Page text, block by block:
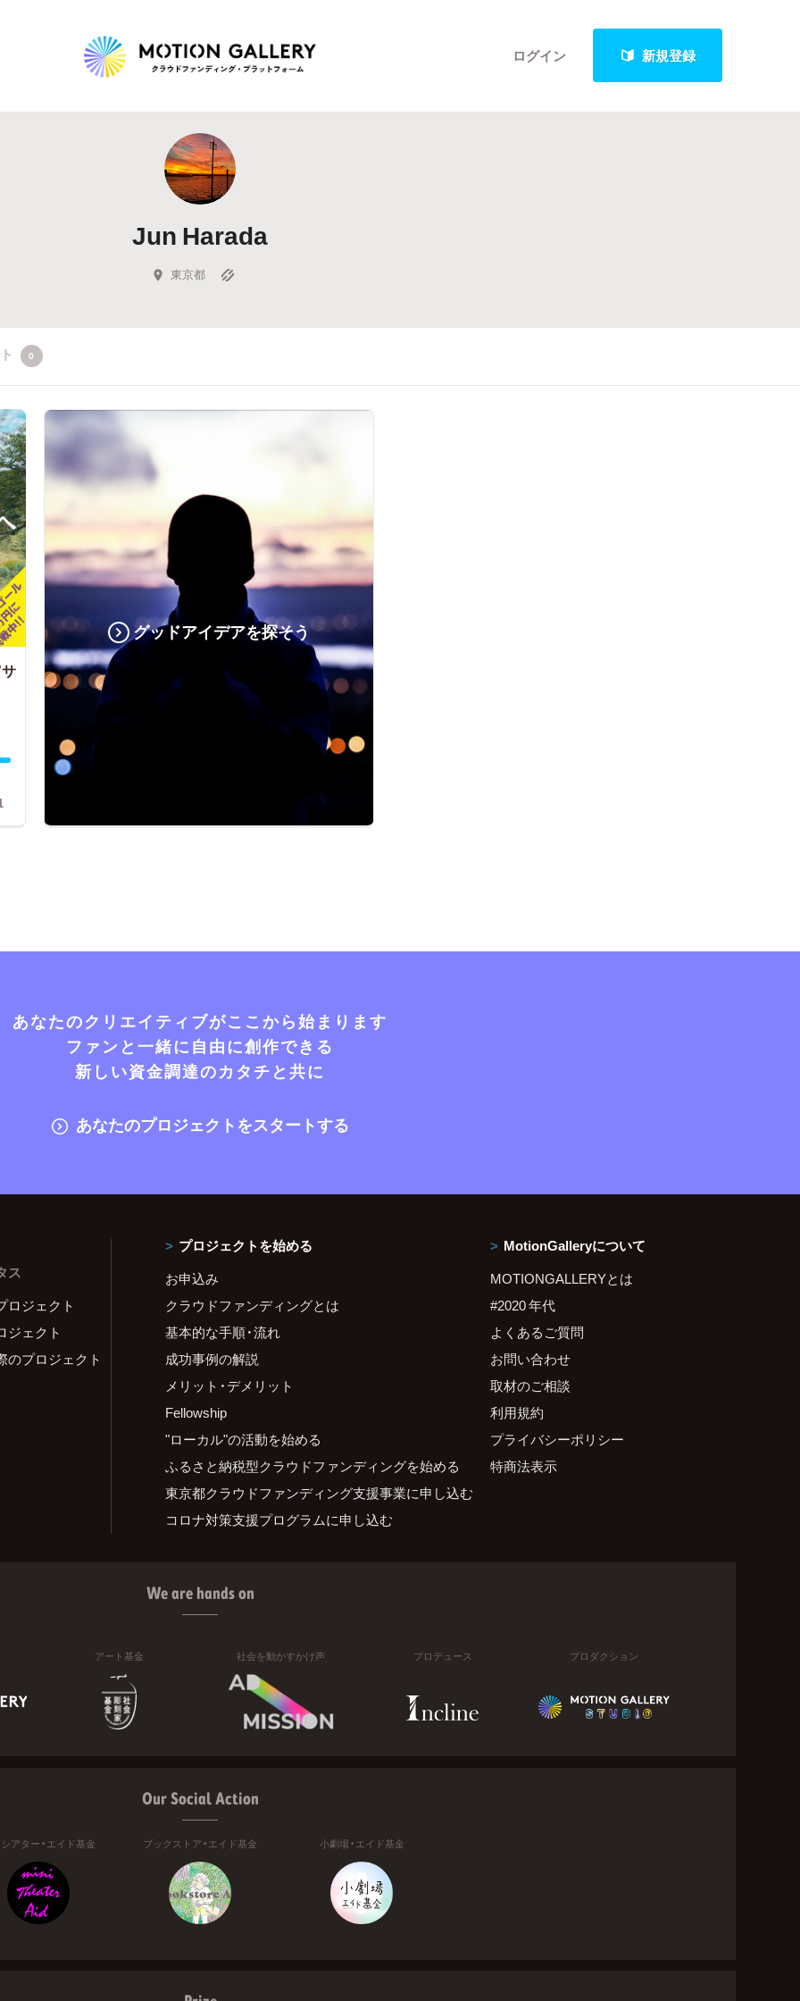
ログイン 新規登録
Highlight
新着プロジェクト
Feature
キュレーターから探す
Jun Harada
東京都
0
グッドアイデアを探そう
あなたのクリエイティブがここから始まります
ファンと一緒に自由に創作できる
新しい資金調達のカタチと共に
あなたのプロジェクトをスタートする
ス
ロジェクト
ジェクト
のプロジェクト
プロジェクトを始める
お申込み
クラウドファンディングとは
基本的な手順・流れ
成功事例の解説
メリット・デメリット
Fellowship
"ローカル"の活動を始める
ふるさと納税型クラウドファンディングを始める
東京都クラウドファンディング支援事業に申し込む
コロナ対策支援プログラムに申し込む
MotionGalleryについて
MOTIONGALLERYとは
#2020 年代
よくあるご質問
お問い合わせ
取材のご相談
利用規約
プライバシーポリシー
特商法表示
We are hands on
アート基金 社会を動かすかけ声 プロデュース プロダクション
Our Social Action
アター・エイド基金 ブックストア・エイド基金 小劇場・エイド基金